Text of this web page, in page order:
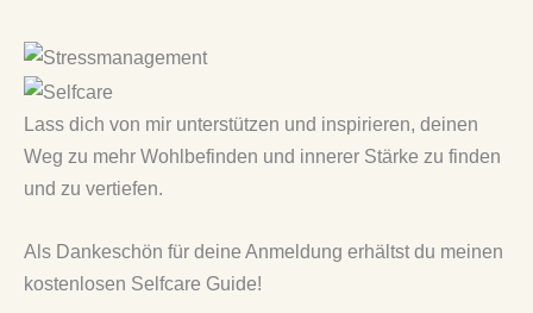
Lass dich von mir unterstützen und inspirieren, deinen
Weg zu mehr Wohlbefinden und innerer Stärke zu finden
und zu vertiefen.
Als Dankeschön für deine Anmeldung erhältst du meinen
kostenlosen Selfcare Guide!